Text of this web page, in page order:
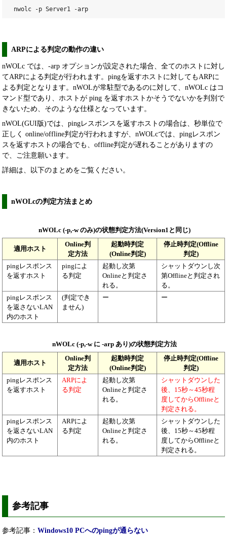
nwolc -p Server1 -arp
ARPによる判定の動作の違い
nWOLc では、-arp オプションが設定された場合、全てのホストに対し
てARPによる判定が行われます。pingを返すホストに対してもARPに
よる判定となります。nWOLが常駐型であるのに対して、nWOLc はコ
マンド型であり、ホストが ping を返すホストかそうでないかを判別で
きないため、そのような仕様となっています。
nWOL(GUI版)では、pingレスポンスを返すホストの場合は、秒単位で
正しく online/offline判定が行われますが、nWOLcでは、pingレスポン
スを返すホストの場合でも、offline判定が遅れることがありますの
で、ご注意願います。
詳細は、以下のまとめをご覧ください。
nWOLcの判定方法まとめ
nWOLc (-p,-w のみ)の状態判定方法(Version1と同じ)
適用ホスト
Online判
定方法
起動時判定
(Online判定)
停止時判定(Offline
判定)
pingレスポンス
を返すホスト
pingによ
る判定
起動し次第
Onlineと判定さ
れる。
シャットダウンし次
第Offlineと判定され
る。
pingレスポンス
を返さないLAN
内のホスト
(判定でき
ません)
ー ー
nWOLc (-p,-w に -arp あり)の状態判定方法
適用ホスト
Online判
定方法
起動時判定
(Online判定)
停止時判定(Offline
判定)
pingレスポンス
を返すホスト
ARPによ
る判定
起動し次第
Onlineと判定さ
れる。
シャットダウンした
後、15秒～45秒程
度してからOfflineと
判定される。
pingレスポンス
を返さないLAN
内のホスト
ARPによ
る判定
起動し次第
Onlineと判定さ
れる。
シャットダウンした
後、15秒～45秒程
度してからOfflineと
判定される。
参考記事
参考記事： Windows10 PCへのpingが通らない